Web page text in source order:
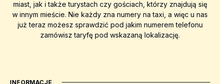
miast, jak i także turystach czy gościach, którzy znajdują się
w innym mieście. Nie każdy zna numery na taxi, a więc u nas
już teraz możesz sprawdzić pod jakim numerem telefonu
zamówisz taryfę pod wskazaną lokalizację.
INFORMACJE